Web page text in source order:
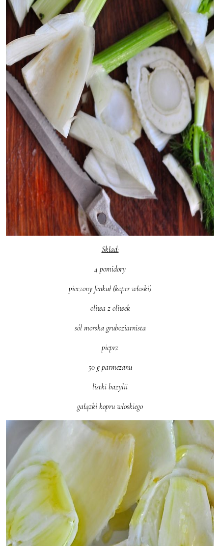
Skład:
4 pomidory
pieczony fenkuł (koper włoski)
oliwa z oliwek
sól morska gruboziarnista
pieprz
50 g parmezanu
listki bazylii
gałązki kopru włoskiego